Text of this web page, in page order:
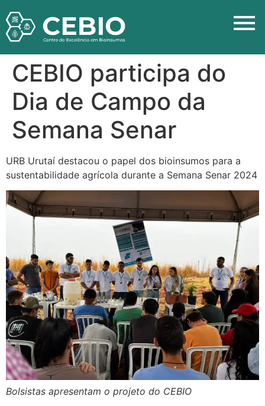
CEBIO participa do
Dia de Campo da
Semana Senar
URB Urutaí destacou o papel dos bioinsumos para a
sustentabilidade agrícola durante a Semana Senar 2024
Bolsistas apresentam o projeto do CEBIO